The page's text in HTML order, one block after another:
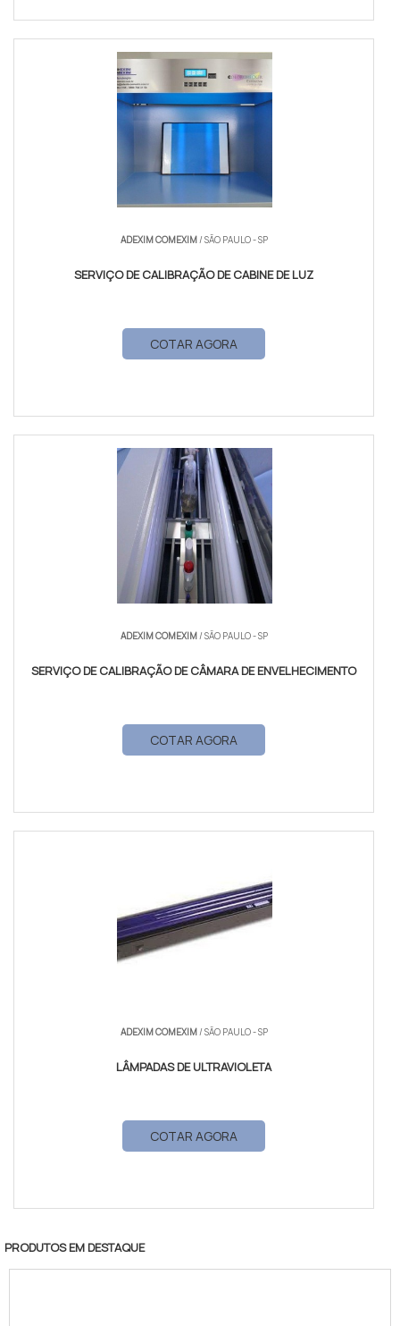
ADEXIM COMEXIM/ SÃO PAULO - SP
SERVIÇO DE CALIBRAÇÃO DE CABINE DE LUZ
COTAR AGORA
ADEXIM COMEXIM/ SÃO PAULO - SP
SERVIÇO DE CALIBRAÇÃO DE CÂMARA DE ENVELHECIMENTO
COTAR AGORA
ADEXIM COMEXIM/ SÃO PAULO - SP
LÂMPADAS DE ULTRAVIOLETA
COTAR AGORA
PRODUTOS EM DESTAQUE